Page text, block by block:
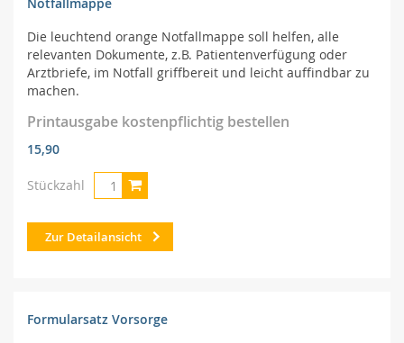
Die leuchtend orange Notfallmappe soll helfen, alle
relevanten Dokumente, z.B. Patientenverfügung oder
Arztbriefe, im Notfall griffbereit und leicht auffindbar zu
machen.
Printausgabe kostenpflichtig bestellen
15,90
Stückzahl
Zur Detailansicht
Formularsatz Vorsorge